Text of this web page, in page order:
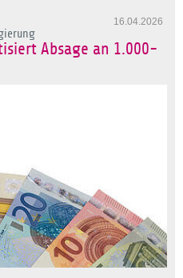
16.04.2026
Absage an 1.000-